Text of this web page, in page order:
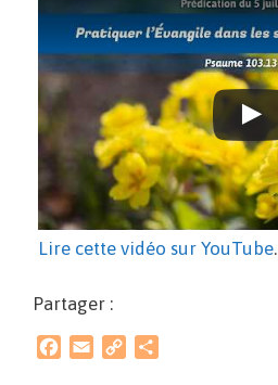
Lire cette vidéo sur YouTube.
Partager :